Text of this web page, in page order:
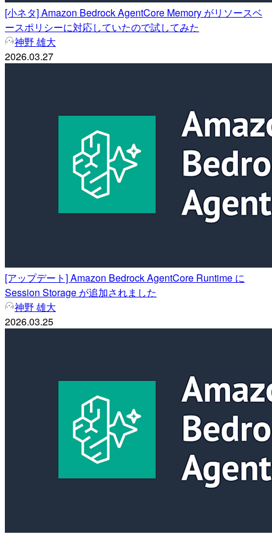
[小ネタ] Amazon Bedrock AgentCore Memory がリソースベ
ースポリシーに対応していたので試してみた
神野 雄大
2026.03.27
[アップデート] Amazon Bedrock AgentCore Runtime に
Session Storage が追加されました
神野 雄大
2026.03.25